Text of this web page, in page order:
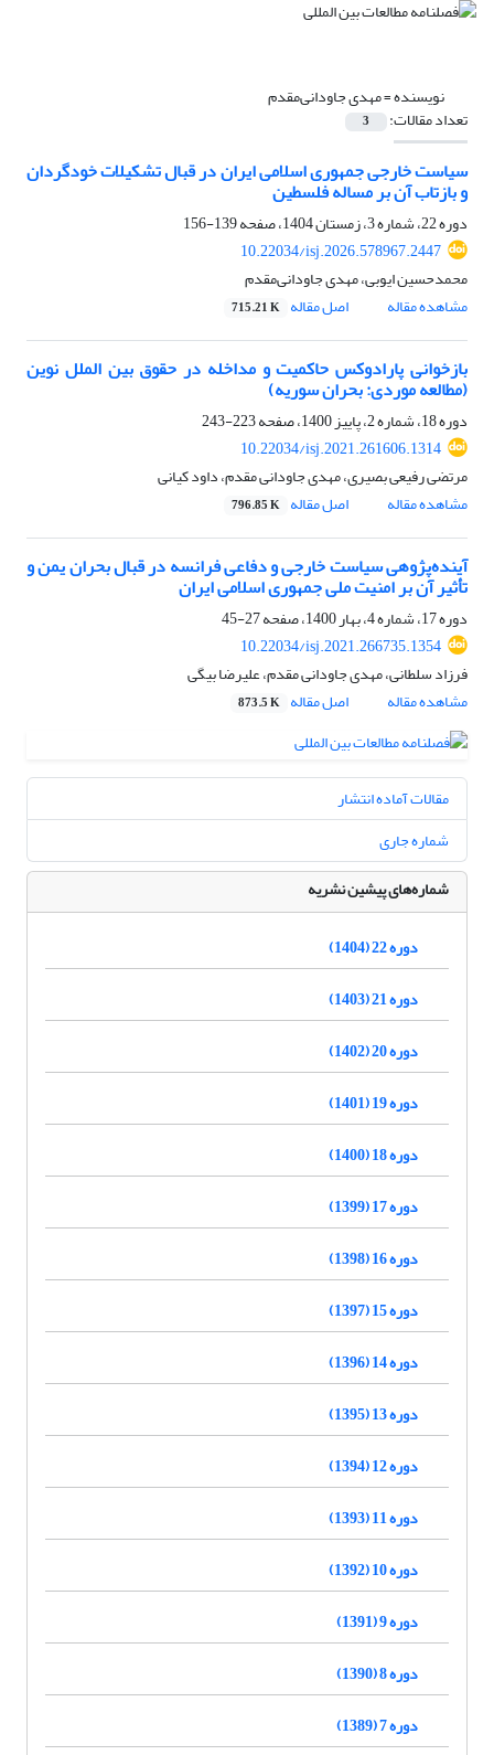
نویسنده =مهدی جاودانی‌مقدم
تعداد مقالات: 3
سیاست خارجی جمهوری اسلامی ایران در قبال تشکیلات خودگردان
و بازتاب آن بر مساله فلسطین
دوره 22، شماره 3، زمستان 1404، صفحه
139-156
10.22034/isj.2026.578967.2447
محمدحسین ایوبی، مهدی جاودانی‌مقدم
مشاهده مقاله
اصل مقاله 715.21 K
بازخوانی پارادوکس حاکمیت و مداخله در حقوق بین الملل نوین
(مطالعه موردی: بحران سوریه)
دوره 18، شماره 2، پاییز 1400، صفحه
223-243
10.22034/isj.2021.261606.1314
مرتضی رفیعی بصیری، مهدی جاودانی مقدم، داود کیانی
مشاهده مقاله
اصل مقاله 796.85 K
آینده‌پژوهی سیاست خارجی و دفاعی فرانسه در قبال بحران یمن و
تأثیر آن بر امنیت ملی جمهوری اسلامی ایران
دوره 17، شماره 4، بهار 1400، صفحه
27-45
10.22034/isj.2021.266735.1354
فرزاد سلطانی، مهدی جاودانی مقدم، علیرضا بیگی
مشاهده مقاله
اصل مقاله 873.5 K
مقالات آماده انتشار
شماره جاری
شماره‌های پیشین نشریه
دوره 22 (1404)
دوره 21 (1403)
دوره 20 (1402)
دوره 19 (1401)
دوره 18 (1400)
دوره 17 (1399)
دوره 16 (1398)
دوره 15 (1397)
دوره 14 (1396)
دوره 13 (1395)
دوره 12 (1394)
دوره 11 (1393)
دوره 10 (1392)
دوره 9 (1391)
دوره 8 (1390)
دوره 7 (1389)